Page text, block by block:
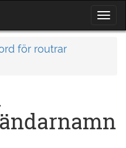
för routrar